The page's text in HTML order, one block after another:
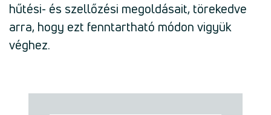
hűtési- és szellőzési megoldásait, törekedve
arra, hogy ezt fenntartható módon vigyük
véghez.